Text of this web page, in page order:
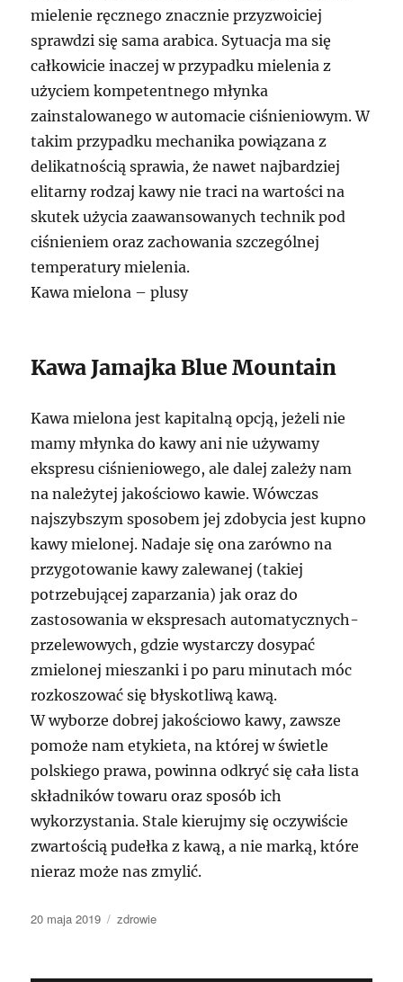
mielenie ręcznego znacznie przyzwoiciej
sprawdzi się sama arabica. Sytuacja ma się
całkowicie inaczej w przypadku mielenia z
użyciem kompetentnego młynka
zainstalowanego w automacie ciśnieniowym. W
takim przypadku mechanika powiązana z
delikatnością sprawia, że nawet najbardziej
elitarny rodzaj kawy nie traci na wartości na
skutek użycia zaawansowanych technik pod
ciśnieniem oraz zachowania szczególnej
temperatury mielenia.
Kawa mielona – plusy
Kawa Jamajka Blue Mountain
Kawa mielona jest kapitalną opcją, jeżeli nie
mamy młynka do kawy ani nie używamy
ekspresu ciśnieniowego, ale dalej zależy nam
na należytej jakościowo kawie. Wówczas
najszybszym sposobem jej zdobycia jest kupno
kawy mielonej. Nadaje się ona zarówno na
przygotowanie kawy zalewanej (takiej
potrzebującej zaparzania) jak oraz do
zastosowania w ekspresach automatycznych-
przelewowych, gdzie wystarczy dosypać
zmielonej mieszanki i po paru minutach móc
rozkoszować się błyskotliwą kawą.
W wyborze dobrej jakościowo kawy, zawsze
pomoże nam etykieta, na której w świetle
polskiego prawa, powinna odkryć się cała lista
składników towaru oraz sposób ich
wykorzystania. Stale kierujmy się oczywiście
zwartością pudełka z kawą, a nie marką, które
nieraz może nas zmylić.
Data
20 maja 2019 Kategorie
zdrowie